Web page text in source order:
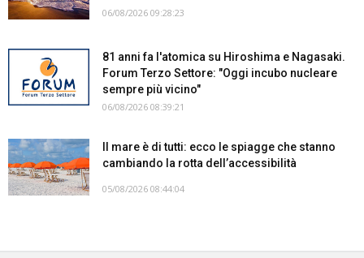
06/08/2026 09:28:23
81 anni fa l'atomica su Hiroshima e Nagasaki.
Forum Terzo Settore: "Oggi incubo nucleare
sempre più vicino"
06/08/2026 08:39:21
Il mare è di tutti: ecco le spiagge che stanno
cambiando la rotta dell’accessibilità
05/08/2026 08:44:04